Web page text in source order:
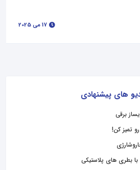
های پیشنهادی
برقی
تمیز کن!
بطری های پلاستیکی